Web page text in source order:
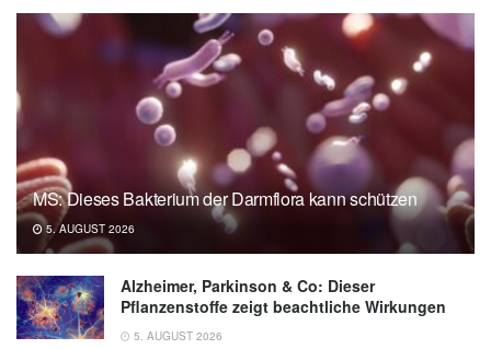
updated meta-analysis of randomized
controlled trials; in: Phytotherapy Research
(veröffentlicht 02.09.2021),
onlinelibrary.wiley.com
MS: Dieses Bakterium der Darmflora kann schützen
5. AUGUST 2026
Alzheimer, Parkinson & Co: Dieser
Pflanzenstoffe zeigt beachtliche Wirkungen
5. AUGUST 2026